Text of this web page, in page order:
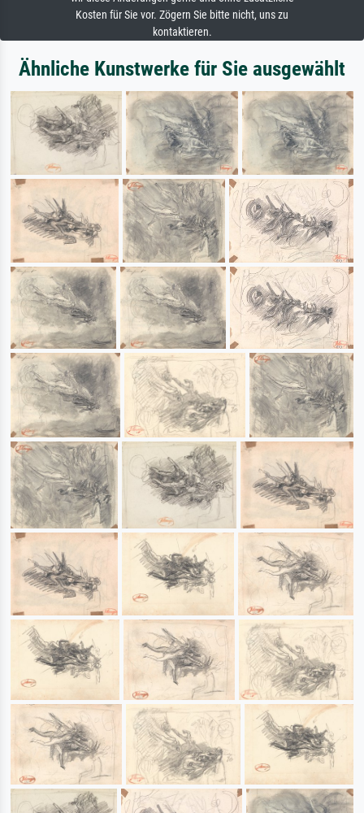
Kosten für Sie vor. Zögern Sie bitte nicht, uns zu
kontaktieren.
Ähnliche Kunstwerke für Sie ausgewählt